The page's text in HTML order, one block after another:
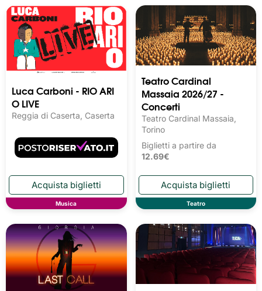
Luca Carboni - RIO ARI
O LIVE
Reggia di Caserta, Caserta
Musica
Teatro Cardinal
Massaia 2026/27 -
Concerti
Teatro Cardinal Massaia,
Torino
Biglietti a partire da
12.69€
Teatro